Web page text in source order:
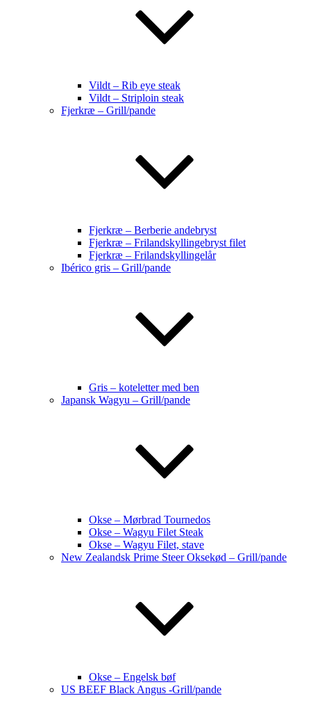
Vildt – Rib eye steak
Vildt – Striploin steak
Fjerkræ – Grill/pande
Fjerkræ – Berberie andebryst
Fjerkræ – Frilandskyllingebryst filet
Fjerkræ – Frilandskyllingelår
Ibérico gris – Grill/pande
Gris – koteletter med ben
Japansk Wagyu – Grill/pande
Okse – Mørbrad Tournedos
Okse – Wagyu Filet Steak
Okse – Wagyu Filet, stave
New Zealandsk Prime Steer Oksekød – Grill/pande
Okse – Engelsk bøf
US BEEF Black Angus -Grill/pande